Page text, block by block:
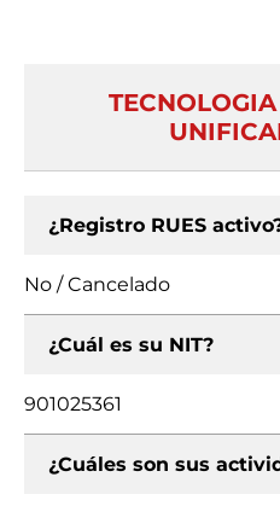
¿Registro RUES
No / Cancelado
¿Cuál es su NIT?
901025361
¿Cuáles son sus